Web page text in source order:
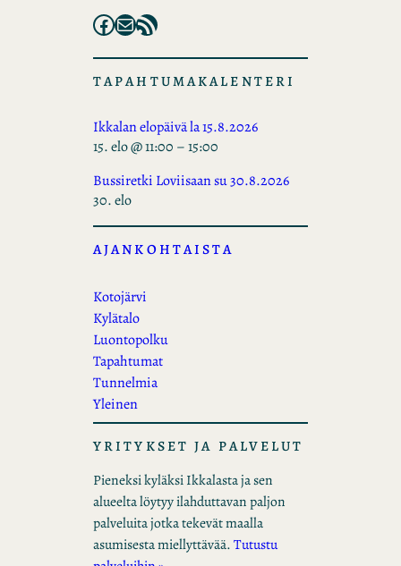
Facebook Mail RSS Feed
TAPAHTUMAKALENTERI
Ikkalan elopäivä la 15.8.2026
15. elo @ 11:00 –15:00
Bussiretki Loviisaan su 30.8.2026
30. elo
AJANKOHTAISTA
Kotojärvi
Kylätalo
Luontopolku
Tapahtumat
Tunnelmia
Yleinen
YRITYKSET JA PALVELUT
Pieneksi kyläksi Ikkalasta ja sen
alueelta löytyy ilahduttavan paljon
palveluita jotka tekevät maalla
asumisesta miellyttävää.Tutustu